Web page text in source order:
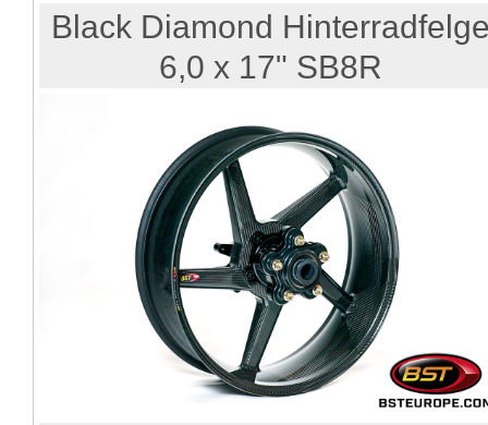
Black Diamond
6,0 x 17" SB8R